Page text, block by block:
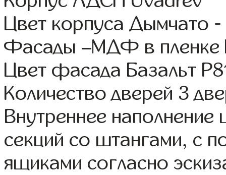
Цвет корпуса Дымчато
Фасады –МДФ в пленке
Цвет фасада Базальт
Количество дверей 3
Внутреннее
секций со штангами, с
ящиками согласно